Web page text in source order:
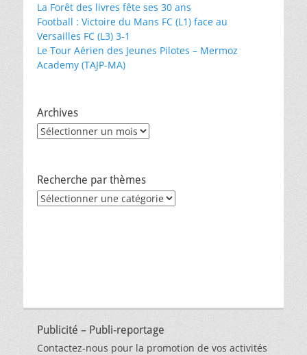
La Forêt des livres fête ses 30 ans
Football : Victoire du Mans FC (L1) face au
Versailles FC (L3) 3-1
Le Tour Aérien des Jeunes Pilotes – Mermoz
Academy (TAJP-MA)
Archives
Archives
Recherche par thèmes
Recherche
Publicité – Publi-reportage
Contactez-nous pour la promotion de vos activités